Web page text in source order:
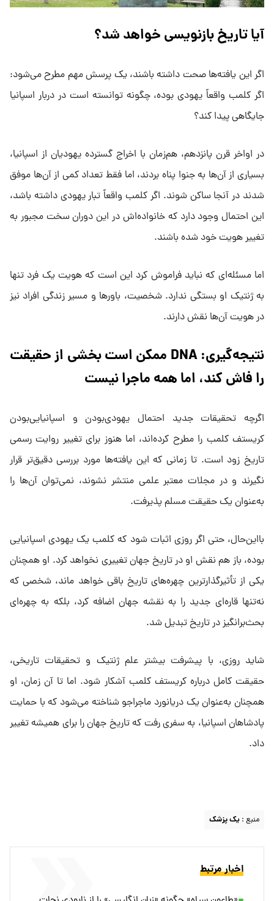
آیا تاریخ بازنویسی خواهد شد؟
اگر این یافته‌ها صحت داشته باشند، یک پرسش مهم مطرح می‌شود:
اگر کلمب واقعاً یهودی بوده، چگونه توانسته است در دربار اسپانیا
جایگاهی پیدا کند؟
در اواخر قرن پانزدهم، هم‌زمان با اخراج گسترده یهودیان از اسپانیا،
بسیاری از آن‌ها به جنوا پناه بردند، اما فقط تعداد کمی از آن‌ها موفق
شدند در آنجا ساکن شوند. اگر کلمب واقعاً تبار یهودی داشته باشد،
این احتمال وجود دارد که خانواده‌اش در این دوران سخت مجبور به
تغییر هویت خود شده باشند.
اما مسئله‌ای که نباید فراموش کرد این است که هویت یک فرد تنها
به ژنتیک او بستگی ندارد. شخصیت، باورها و مسیر زندگی افراد نیز
در هویت آن‌ها نقش دارند.
نتیجه‌گیری: DNA ممکن است بخشی از حقیقت
را فاش کند، اما همه ماجرا نیست
اگرچه تحقیقات جدید احتمال یهودی‌بودن و اسپانیایی‌بودن
کریستف کلمب را مطرح کرده‌اند، اما هنوز برای تغییر روایت رسمی
تاریخ زود است. تا زمانی که این یافته‌ها مورد بررسی دقیق‌تر قرار
نگیرند و در مجلات معتبر علمی منتشر نشوند، نمی‌توان آن‌ها را
به‌عنوان یک حقیقت مسلم پذیرفت.
بااین‌حال، حتی اگر روزی اثبات شود که کلمب یک یهودی اسپانیایی
بوده، باز هم نقش او در تاریخ جهان تغییری نخواهد کرد. او همچنان
یکی از تأثیرگذارترین چهره‌های تاریخ باقی خواهد ماند، شخصی که
نه‌تنها قاره‌ای جدید را به نقشه جهان اضافه کرد، بلکه به چهره‌ای
بحث‌برانگیز در تاریخ تبدیل شد.
شاید روزی، با پیشرفت بیشتر علم ژنتیک و تحقیقات تاریخی،
حقیقت کامل درباره کریستف کلمب آشکار شود. اما تا آن زمان، او
همچنان به‌عنوان یک دریانورد ماجراجو شناخته می‌شود که با حمایت
پادشاهان اسپانیا، به سفری رفت که تاریخ جهان را برای همیشه تغییر
داد.
منبع : یک پزشک
اخبار مرتبط